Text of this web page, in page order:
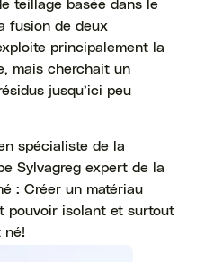
fusion de deux
principalement la
mais cherchait un
jusqu’ici peu
spécialiste de la
Sylvagreg expert de la
: Créer un matériau
pouvoir isolant et surtout
né!